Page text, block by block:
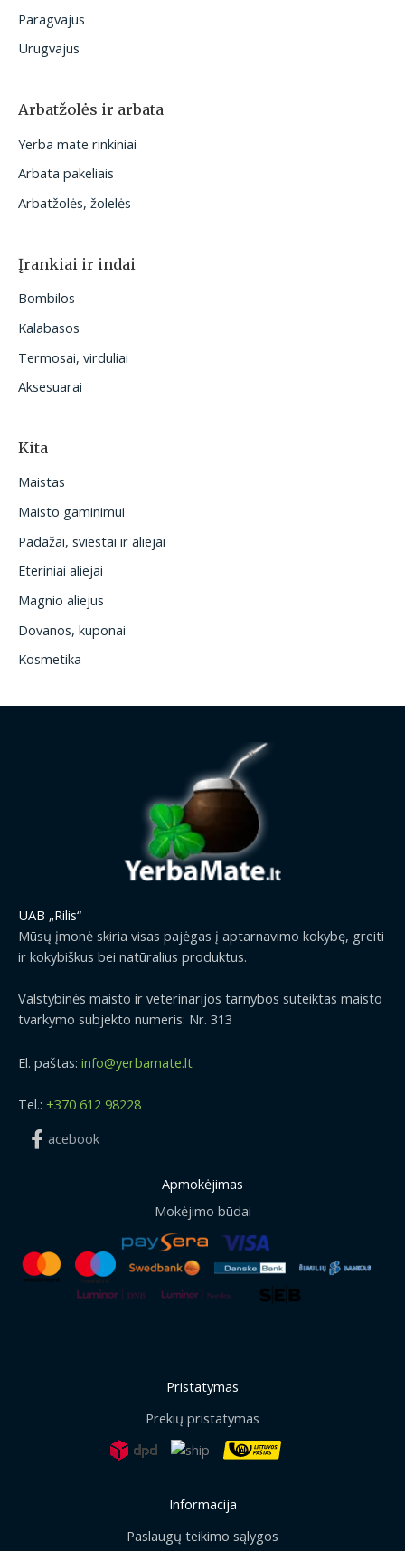
Paragvajus
Urugvajus
Arbatžolės ir arbata
Yerba mate rinkiniai
Arbata pakeliais
Arbatžolės, žolelės
Įrankiai ir indai
Bombilos
Kalabasos
Termosai, virduliai
Aksesuarai
Kita
Maistas
Maisto gaminimui
Padažai, sviestai ir aliejai
Eteriniai aliejai
Magnio aliejus
Dovanos, kuponai
Kosmetika
UAB „Rilis“
Mūsų įmonė skiria visas pajėgas į aptarnavimo kokybę, greiti
ir kokybiškus bei natūralius produktus.
Valstybinės maisto ir veterinarijos tarnybos suteiktas maisto
tvarkymo subjekto numeris: Nr. 313
El. paštas: info@yerbamate.lt
Tel.: +370 612 98228
acebook
Apmokėjimas
Mokėjimo būdai
Pristatymas
Prekių pristatymas
Informacija
Paslaugų teikimo sąlygos